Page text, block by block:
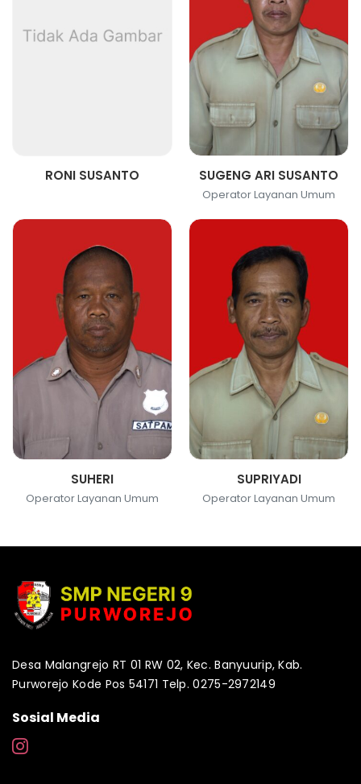
RONI SUSANTO SUGENG ARI SUSANTO
Operator Layanan Umum
SUHERI
Operator Layanan Umum
SUPRIYADI
Operator Layanan Umum
Desa Malangrejo RT 01 RW 02, Kec. Banyuurip, Kab.
Purworejo Kode Pos 54171 Telp. 0275-2972149
Sosial Media